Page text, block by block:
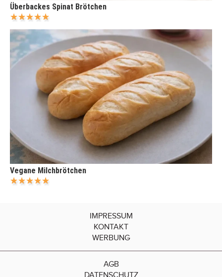
Überbackes Spinat Brötchen
Vegane Milchbrötchen
IMPRESSUM
KONTAKT
WERBUNG
AGB